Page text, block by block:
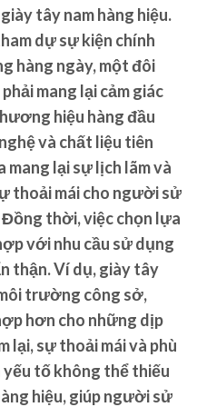
tây nam hàng hiệu.
dự sự kiện chính
hàng ngày, một đôi
mang lại cảm giác
hiệu hàng đầu
và chất liệu tiên
mang lại sự lịch lãm và
thoải mái cho người sử
thời, việc chọn lựa
với nhu cầu sử dụng
thận. Ví dụ, giày tây
trường công sở,
hơn cho những dịp
lại, sự thoải mái và phù
tố không thể thiếu
hiệu, giúp người sử